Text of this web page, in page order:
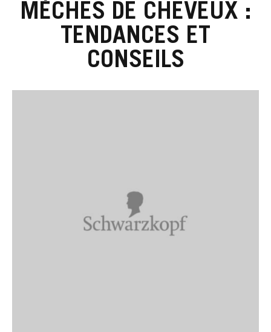
MÈCHES DE CHEVEUX :
TENDANCES ET
CONSEILS